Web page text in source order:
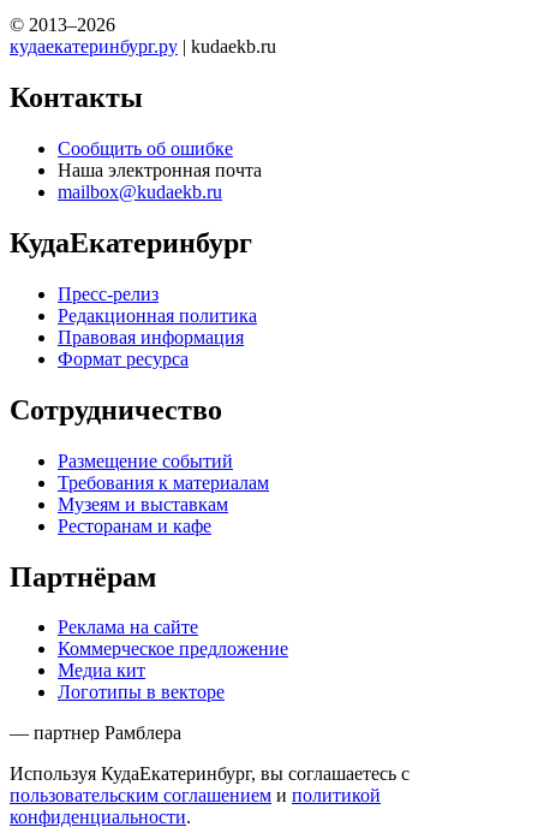
© 2013–2026
кудаекатеринбург.ру | kudaekb.ru
Контакты
Сообщить об ошибке
Наша электронная почта
mailbox@kudaekb.ru
КудаЕкатеринбург
Пресс-релиз
Редакционная политика
Правовая информация
Формат ресурса
Сотрудничество
Размещение событий
Требования к материалам
Музеям и выставкам
Ресторанам и кафе
Партнёрам
Реклама на сайте
Коммерческое предложение
Медиа кит
Логотипы в векторе
— партнер Рамблера
Используя КудаЕкатеринбург, вы соглашаетесь с
пользовательским соглашением и политикой
конфиденциальности.